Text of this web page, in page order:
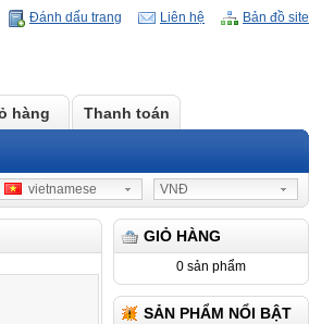
Đánh dấu trang Liên hệ Bản đồ site
hàng Thanh toán
VNĐ
vietnamese
GIỎ HÀNG
0 sản phẩm
SẢN PHẨM NỔI BẬT